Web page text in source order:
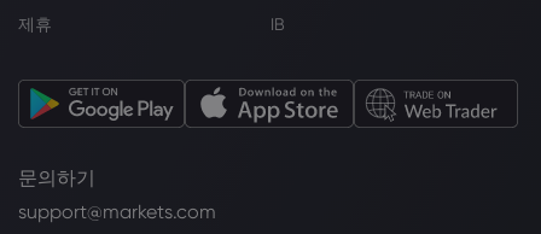
제휴 IB
문의하기
support@markets.com